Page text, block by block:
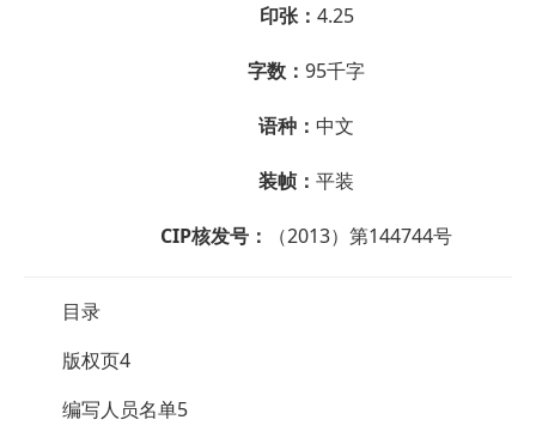
印张： 4.25
字数： 95千字
语种： 中文
装帧： 平装
CIP核发号： （2013）第144744号
目录
版权页4
编写人员名单5